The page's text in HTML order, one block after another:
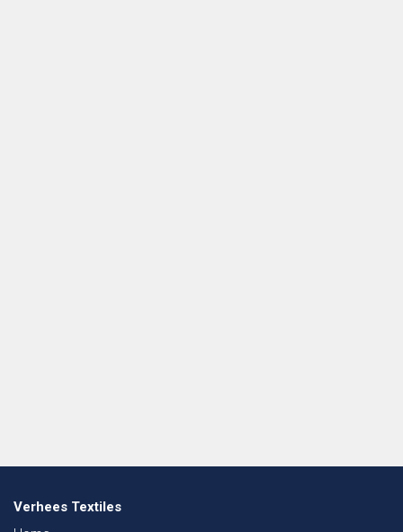
Verhees Textiles